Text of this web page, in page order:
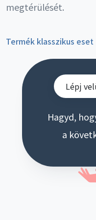
megtérülését.
Termék klasszikus eset
Lépj
Hagyd,
a